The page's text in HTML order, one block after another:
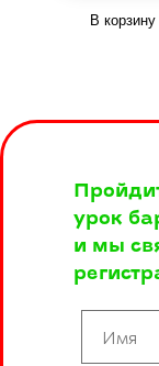
В корзину
урок
и мы